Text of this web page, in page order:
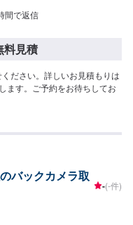
間で返信
料見積
ださい。詳しいお見積もりは
ます。ご予約をお待ちしてお
バックカメラ取
-(-件)